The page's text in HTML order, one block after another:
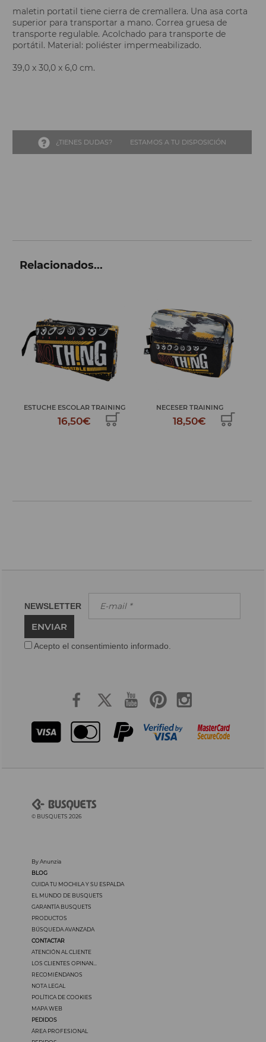
maletin portatil tiene cierra de cremallera. Una asa corta
superior para transportar a mano. Correa gruesa de
transporte regulable. Acolchado para transporte de
portátil. Material: poliéster impermeabilizado.
39,0 x 30,0 x 6,0 cm.
¿TIENES DUDAS? ESTAMOS A TU DISPOSICIÓN
Relacionados...
NECESER TRAINING
18,50€
PLUMIER 2 PISOS TRAINING
34,99€
NEWSLETTER
ENVIAR
Acepto el consentimiento informado.
© BUSQUETS 2026
By Anunzia
BLOG
CUIDA TU MOCHILA Y SU ESPALDA
EL MUNDO DE BUSQUETS
GARANTÍA BUSQUETS
PRODUCTOS
BÚSQUEDA AVANZADA
CONTACTAR
ATENCIÓN AL CLIENTE
LOS CLIENTES OPINAN...
RECOMIÉNDANOS
NOTA LEGAL
POLÍTICA DE COOKIES
MAPA WEB
PEDIDOS
ÁREA PROFESIONAL